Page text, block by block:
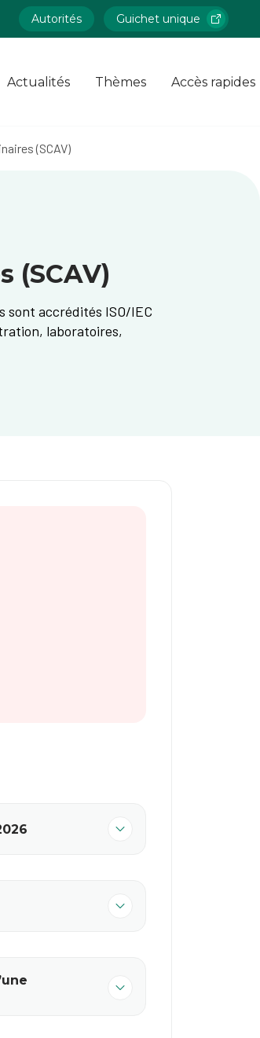
Autorités Guichet unique
Actualités Thèmes Accès rapides
(SCAV)
(SCAV)
sont accrédités ISO/IEC
laboratoires,